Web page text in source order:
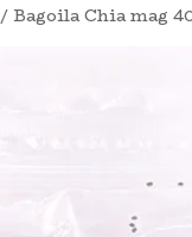
/ Bagoila Chia mag